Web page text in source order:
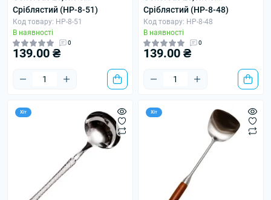
Сріблястий (HP-8-51)
Код товару: HP-8-51
В наявності
0
139.00 ₴
Сріблястий (HP-8-48)
Код товару: HP-8-48
В наявності
0
139.00 ₴
Хіт Хіт